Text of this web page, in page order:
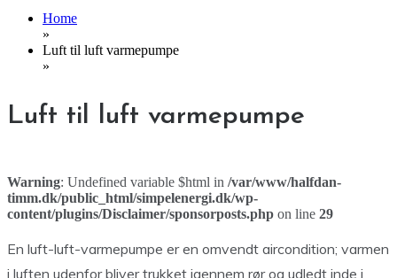
Home
»
Luft til luft varmepumpe
»
Luft til luft varmepumpe
Warning: Undefined variable $html in /var/www/halfdan-
timm.dk/public_html/simpelenergi.dk/wp-
content/plugins/Disclaimer/sponsorposts.php on line 29
En luft-luft-varmepumpe er en omvendt aircondition; varmen
i luften udenfor bliver trukket igennem rør og udledt inde i